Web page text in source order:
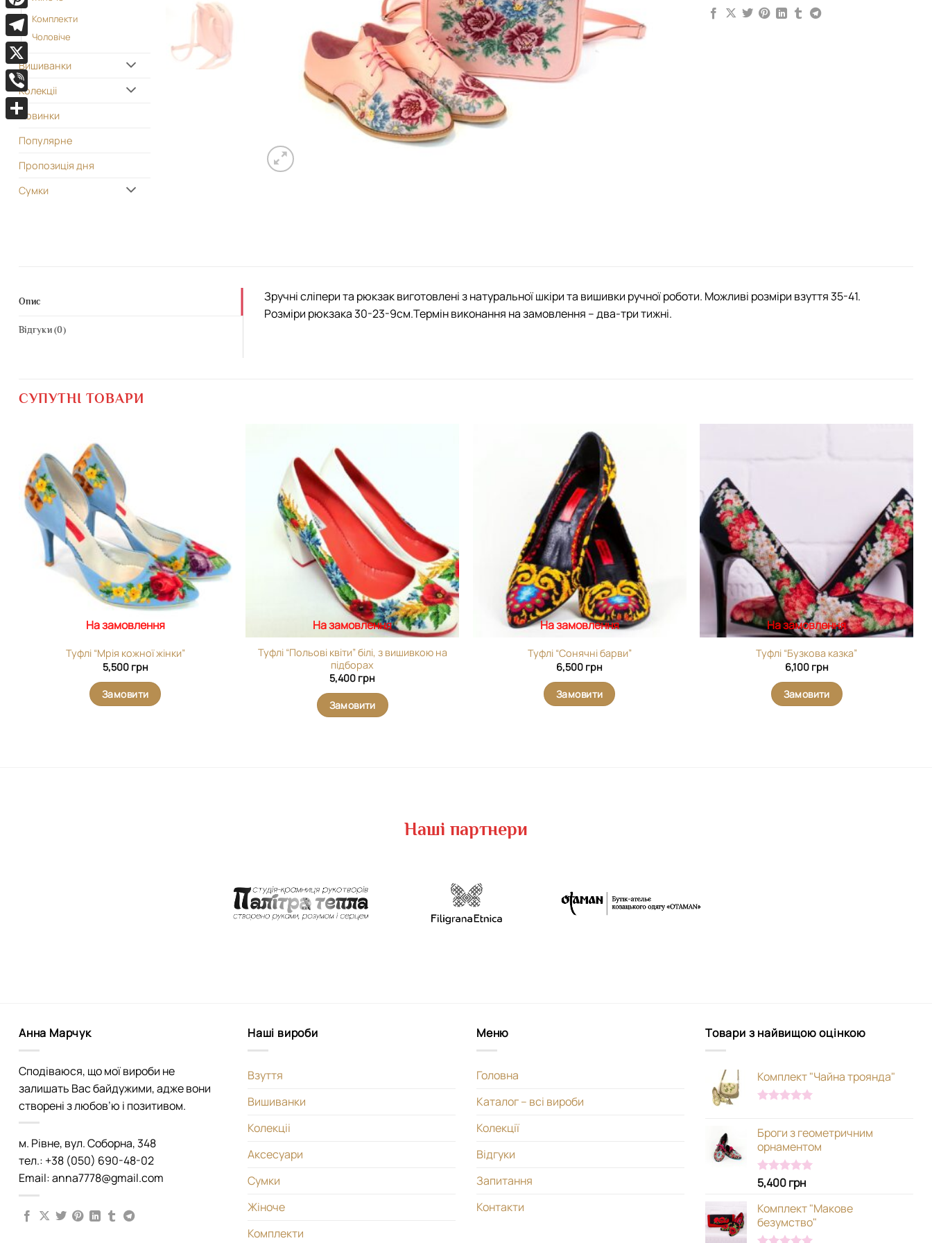
Комплекти
Чоловіче
Вишиванки
Колекціі
Новинки
Популярне
Пропозиція дня
Сумки
Опис
Відгуки (0)
Зручні сліпери та рюкзак виготовлені з натуральної шкіри та вишивки ручної роботи. Можливі розміри взуття 35-41.
Розміри рюкзака 30-23-9см.Термін виконання на замовлення – два-три тижні.
СУПУТНІ ТОВАРИ
На замовлення
Туфлі “Мрія кожної жінки”
5,500 грн
Замовити
На замовлення
Туфлі “Польові квіти” білі, з вишивкою на
підборах
5,400 грн
Замовити
На замовлення
Туфлі “Сонячні барви”
6,500 грн
Замовити
На замовлення
Туфлі “Бузкова казка”
6,100 грн
Замовити
Наші партнери
Анна Марчук
Сподіваюся, що мої вироби не
залишать Вас байдужими, адже вони
створені з любов’ю і позитивом.
м. Рівне, вул. Соборна, 348
тел.: +38 (050) 690-48-02
Email: anna7778@gmail.com
Наші вироби
Взуття
Вишиванки
Колекціі
Аксесуари
Сумки
Жіноче
Комплекти
Меню
Головна
Каталог – всі вироби
Колекції
Відгуки
Запитання
Контакти
Товари з найвищою оцінкою
Комплект "Чайна троянда"
Броги з геометричним
орнаментом
Оцінено в
5.00
з 5
5,400грн
Комплект "Макове
безумство"
Pinterest
Telegram
X
Viber